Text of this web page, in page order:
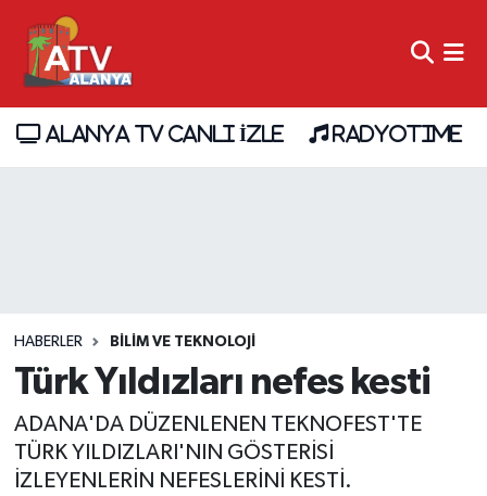
ALANYA TV CANLI İZLE RADYOTIME
HABERLER BİLİM VE TEKNOLOJİ
Türk Yıldızları nefes kesti
ADANA'DA DÜZENLENEN TEKNOFEST'TE
TÜRK YILDIZLARI'NIN GÖSTERİSİ
İZLEYENLERİN NEFESLERİNİ KESTİ.